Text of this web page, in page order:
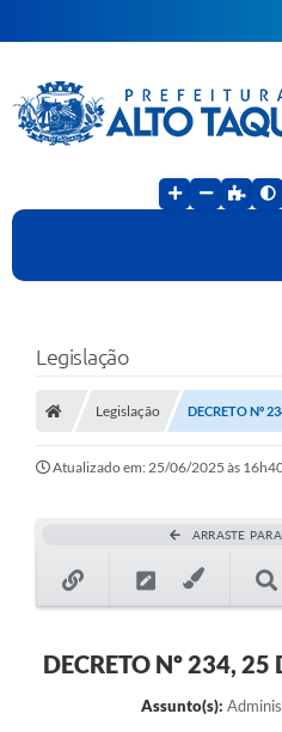
Legislação
Legislação DECRETO Nº
Atualizado em: 25/06/2025 às
ARRASTE
DECRETO Nº 234,
Assunto(s):